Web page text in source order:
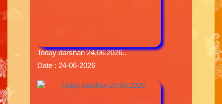
Today darshan 24.06.2026..
Date : 24-06-2026